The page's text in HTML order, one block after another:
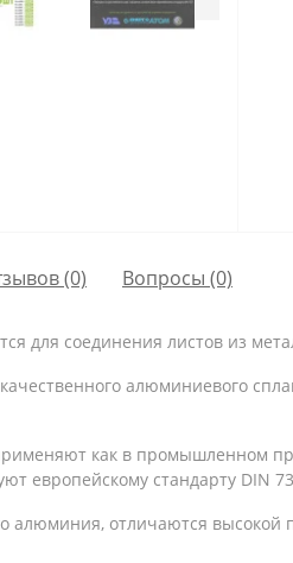
(0) Вопросы (0)
для соединения листов из
алюминиевого
как в промышленном
европейскому стандарту DIN
алюминия, отличаются